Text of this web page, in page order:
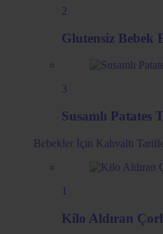
2
Glutensiz Bebek
3
Susamlı Patates
Bebekler İçin Kahvaltı
1
Kilo Aldıran